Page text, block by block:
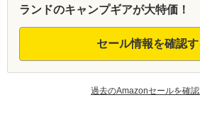
ランドのキャンプギアが大特価！
セール情報を確認す
過去のAmazonセールを確